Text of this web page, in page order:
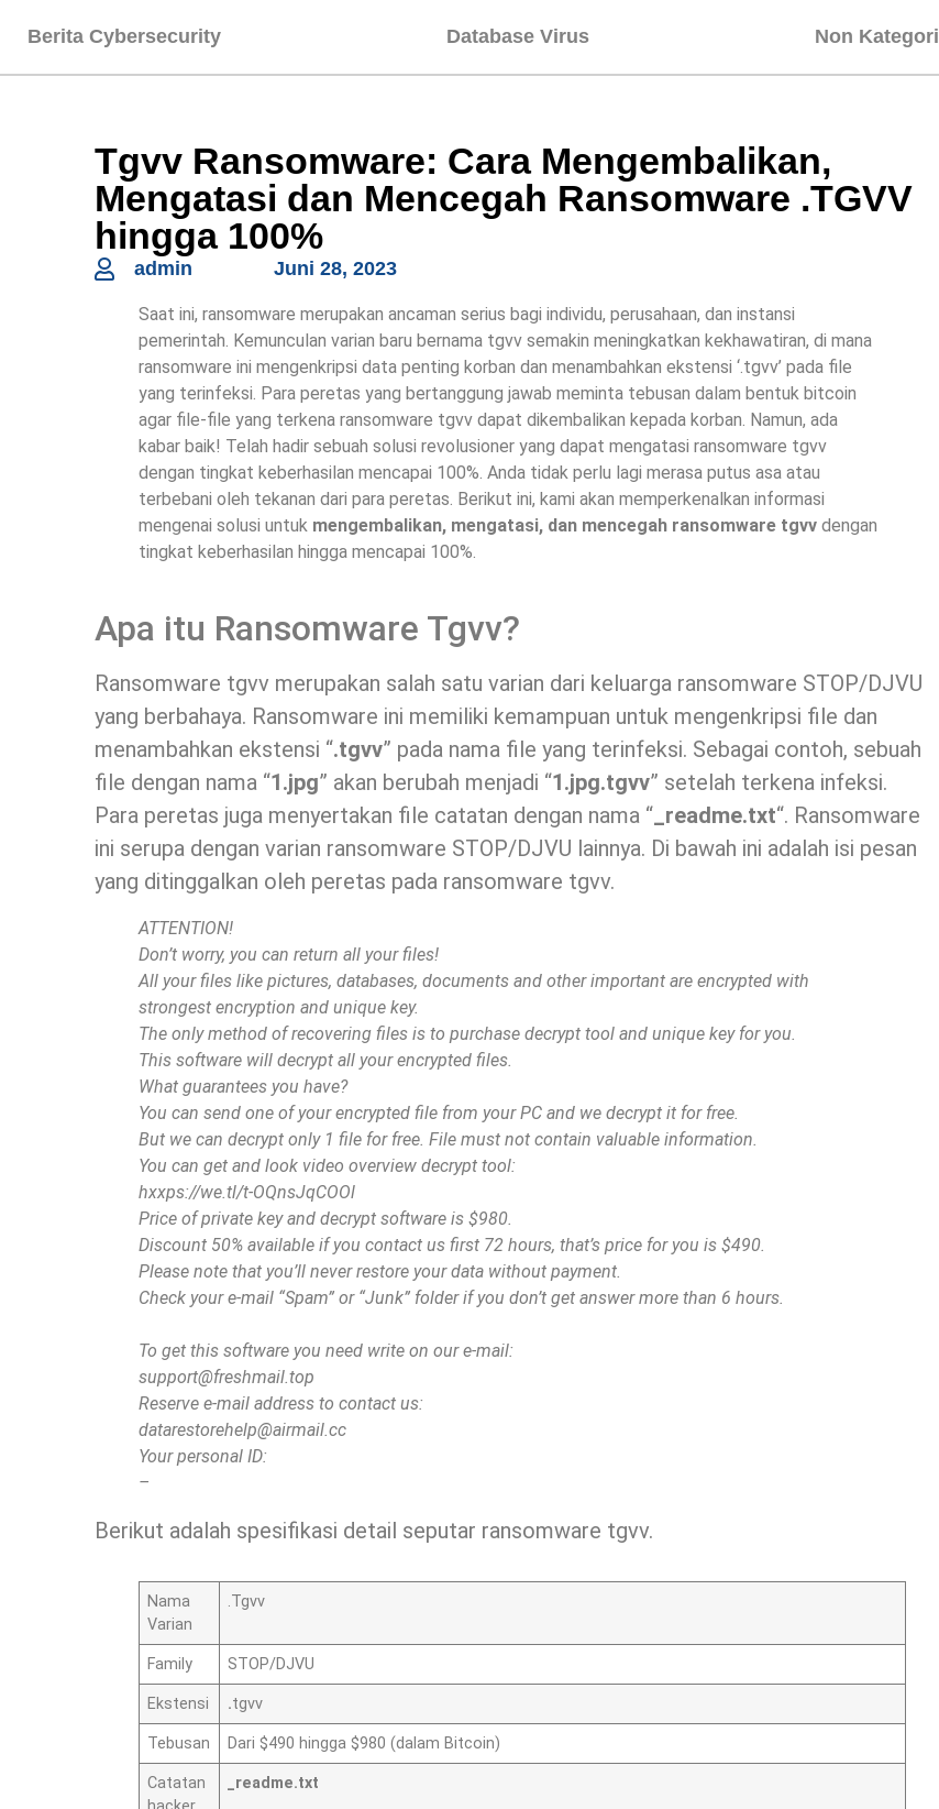
Berita Cybersecurity Database Virus Non Kategori
Tgvv Ransomware: Cara Mengembalikan,
Mengatasi dan Mencegah Ransomware .TGVV
hingga 100%
admin Juni 28, 2023
Saat ini, ransomware merupakan ancaman serius bagi individu, perusahaan, dan instansi
pemerintah. Kemunculan varian baru bernama tgvv semakin meningkatkan kekhawatiran, di mana
ransomware ini mengenkripsi data penting korban dan menambahkan ekstensi ‘.tgvv’ pada file
yang terinfeksi. Para peretas yang bertanggung jawab meminta tebusan dalam bentuk bitcoin
agar file-file yang terkena ransomware tgvv dapat dikembalikan kepada korban. Namun, ada
kabar baik! Telah hadir sebuah solusi revolusioner yang dapat mengatasi ransomware tgvv
dengan tingkat keberhasilan mencapai 100%. Anda tidak perlu lagi merasa putus asa atau
terbebani oleh tekanan dari para peretas. Berikut ini, kami akan memperkenalkan informasi
mengenai solusi untuk mengembalikan, mengatasi, dan mencegah ransomware tgvv dengan
tingkat keberhasilan hingga mencapai 100%.
Apa itu Ransomware Tgvv?
Ransomware tgvv merupakan salah satu varian dari keluarga ransomware STOP/DJVU
yang berbahaya. Ransomware ini memiliki kemampuan untuk mengenkripsi file dan
menambahkan ekstensi “.tgvv” pada nama file yang terinfeksi. Sebagai contoh, sebuah
file dengan nama “1.jpg” akan berubah menjadi “1.jpg.tgvv” setelah terkena infeksi.
Para peretas juga menyertakan file catatan dengan nama “_readme.txt“. Ransomware
ini serupa dengan varian ransomware STOP/DJVU lainnya. Di bawah ini adalah isi pesan
yang ditinggalkan oleh peretas pada ransomware tgvv.
ATTENTION!
Don’t worry, you can return all your files!
All your files like pictures, databases, documents and other important are encrypted with
strongest encryption and unique key.
The only method of recovering files is to purchase decrypt tool and unique key for you.
This software will decrypt all your encrypted files.
What guarantees you have?
You can send one of your encrypted file from your PC and we decrypt it for free.
But we can decrypt only 1 file for free. File must not contain valuable information.
You can get and look video overview decrypt tool:
hxxps://we.tl/t-OQnsJqCOOl
Price of private key and decrypt software is $980.
Discount 50% available if you contact us first 72 hours, that’s price for you is $490.
Please note that you’ll never restore your data without payment.
Check your e-mail “Spam” or “Junk” folder if you don’t get answer more than 6 hours.
To get this software you need write on our e-mail:
support@freshmail.top
Reserve e-mail address to contact us:
datarestorehelp@airmail.cc
Your personal ID:
–
Berikut adalah spesifikasi detail seputar ransomware tgvv.
Nama
Varian
.Tgvv
Family STOP/DJVU
Ekstensi .tgvv
Tebusan Dari $490 hingga $980 (dalam Bitcoin)
Catatan
_readme.txt